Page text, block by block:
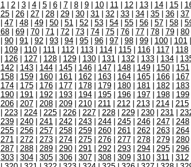
1 2 3| 4| 5| 6| 7| 8| 9| 10| 11 12 13| 14| 15|
25| 26| 27| 28| 29| 30| 31 32 33| 34| 35| 36| 37|
47| 48| 49| 50| 51 52 53| 54| 55| 56| 57| 58|
68| 69| 70| 71 72 73| 74| 75| 76| 77| 78| 79| 80|
90| 91 92 93| 94| 95| 96| 97| 98| 99| 100| 101
109| 110| 111 112 113| 114| 115| 116| 117| 118|
126| 127| 128| 129| 130| 131 132 133| 134|
142
143| 144| 145| 146| 147| 148| 149| 150| 151
158| 159| 160| 161 162 163| 164| 165| 166| 167|
174| 175| 176| 177| 178| 179| 180| 181 182 183|
190| 191 192 193| 194| 195| 196| 197| 198| 199|
206| 207| 208| 209| 210| 211 212 213| 214| 215|
223| 224| 225| 226| 227| 228| 229| 230| 231
239| 240| 241 242 243| 244| 245| 246| 247| 248|
255| 256| 257| 258| 259| 260| 261 262 263| 264|
271
272 273| 274| 275| 276| 277| 278| 279| 280|
287| 288| 289| 290| 291 292 293| 294| 295| 296|
303| 304| 305| 306| 307| 308| 309| 310| 311 312